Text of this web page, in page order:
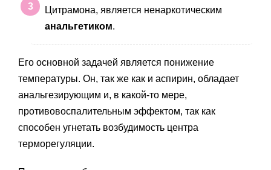
Цитрамона, является ненаркотическим
анальгетиком.
Его основной задачей является понижение
температуры. Он, так же как и аспирин, обладает
анальгезирующим и, в какой-то мере,
противовоспалительным эффектом, так как
способен угнетать возбудимость центра
терморегуляции.